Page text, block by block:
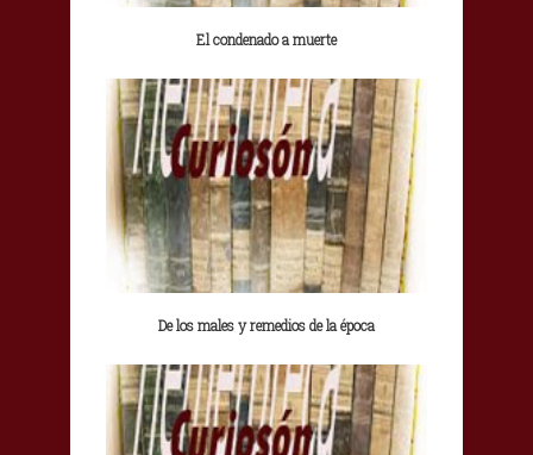
El condenado a muerte
De los males y remedios de la época